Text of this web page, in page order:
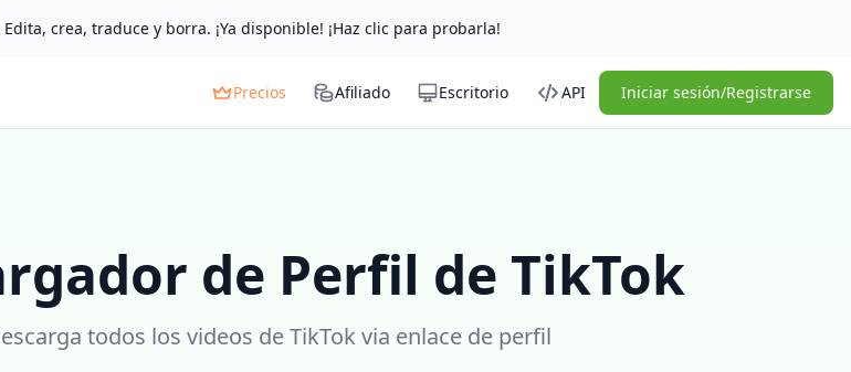
crea, traduce y borra. ¡Ya disponible! ¡Haz clic para probarla!
Precios Afiliado Escritorio API Iniciar sesión/Registrarse
de Perfil de TikTok
todos los videos de TikTok via enlace de perfil